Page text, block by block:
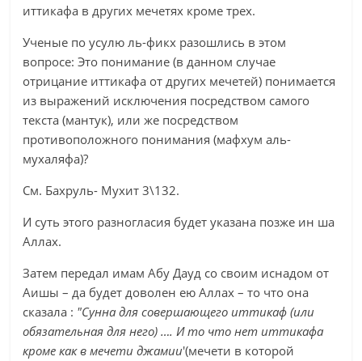
иттикафа в других мечетях кроме трех.
Ученые по усулю ль-фикх разошлись в этом
вопросе: Это понимание (в данном случае
отрицание иттикафа от других мечетей) понимается
из выражений исключения посредством самого
текста (мантук), или же посредством
противоположного понимания (мафхум аль-
мухаляфа)?
См. Бахруль- Мухит 3\132.
И суть этого разногласия будет указана позже ин ша
Аллах.
Затем передал имам Абу Дауд со своим иснадом от
Аишы – да будет доволен ею Аллах – то что она
сказала : "Сунна для совершающего иттикаф (или
обязательная для него) …. И то что нет иттикафа
кроме как в мечети джамии'(мечети в которой